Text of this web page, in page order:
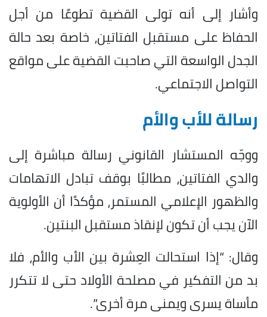
وأشار إلى أنه تولى القضية تطوعًا من أجل
الحفاظ على مستقبل الفتاتين، خاصة بعد حالة
الجدل الواسعة التي صاحبت القضية على مواقع
التواصل الاجتماعي.
رسالة للأب والأم
ووجّه المستشار القانوني رسالة مباشرة إلى
والدي الفتاتين، مطالبًا بوقف تبادل الاتهامات
والظهور الإعلامي المستمر، مؤكدًا أن الأولوية
الآن يجب أن تكون لإنقاذ مستقبل البنتين.
وقال: “إذا استحالت العِشرة بين الأب والأم، فلا
بد من التفكير في مصلحة الأولاد حتى لا تتكرر
مأساة يسرى ويمنى مرة أخرى”.